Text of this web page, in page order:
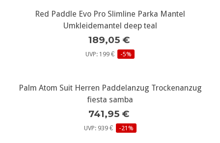
Red Paddle Evo Pro Slimline Parka Mantel
Umkleidemantel deep teal
189,05 €
UVP: 199 € -5%
Palm Atom Suit Herren Paddelanzug Trockenanzug
fiesta samba
741,95 €
UVP: 939 € -21%